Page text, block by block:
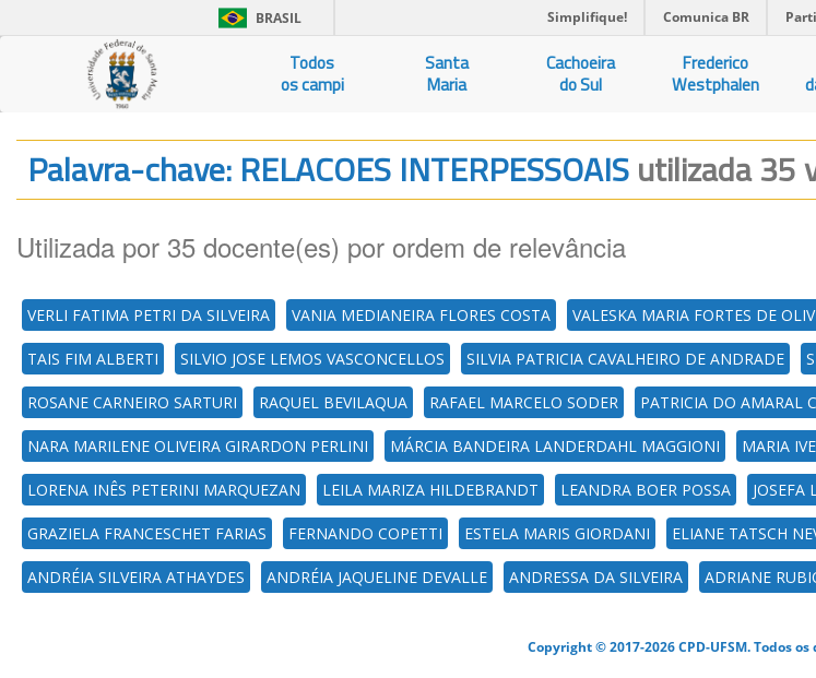
BRASIL Simplifique! Comunica BR
Todos
os campi
Santa
Maria
Cachoeira
do Sul
Frederico
Westphalen
Palavra-chave: RELACOES INTERPESSOAISutilizada 35
Utilizada por 35 docente(es) por ordem de relevância
VERLI FATIMA PETRI DA SILVEIRA VANIA MEDIANEIRA FLORES COSTA VALESKA MARIA FORTES DE
TAIS FIM ALBERTI SILVIO JOSE LEMOS VASCONCELLOS SILVIA PATRICIA CAVALHEIRO DE ANDRADE
ROSANE CARNEIRO SARTURI RAQUEL BEVILAQUA RAFAEL MARCELO SODER PATRICIA DO AMARAL
NARA MARILENE OLIVEIRA GIRARDON PERLINI MÁRCIA BANDEIRA LANDERDAHL MAGGIONI MARIA
LORENA INÊS PETERINI MARQUEZAN LEILA MARIZA HILDEBRANDT LEANDRA BOER POSSA JOSEFA
GRAZIELA FRANCESCHET FARIAS FERNANDO COPETTI ESTELA MARIS GIORDANI ELIANE TATSCH
ANDRÉIA SILVEIRA ATHAYDES ANDRÉIA JAQUELINE DEVALLE ANDRESSA DA SILVEIRA ADRIANE
Copyright © 2017-2026 CPD-UFSM. Todos